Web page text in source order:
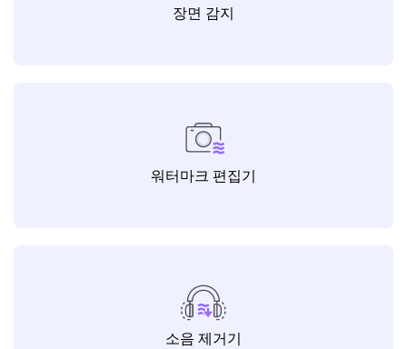
장면 감지
워터마크 편집기
소음 제거기